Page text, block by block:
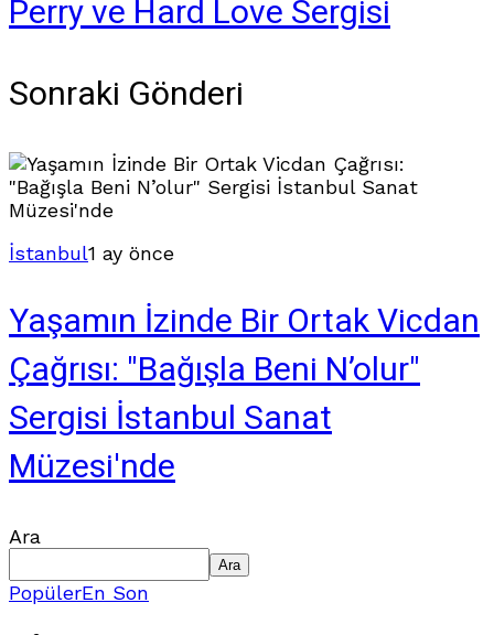
Perry ve Hard Love Sergisi
Sonraki Gönderi
İstanbul1 ay önce
Yaşamın İzinde Bir Ortak Vicdan
Çağrısı: "Bağışla Beni N’olur"
Sergisi İstanbul Sanat
Müzesi'nde
Ara
Ara
PopülerEn Son